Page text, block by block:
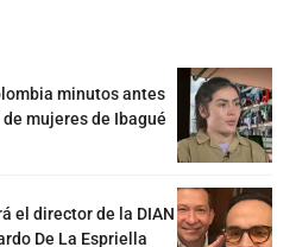
minutos antes
mujeres de Ibagué
el director de la DIAN
De La Espriella